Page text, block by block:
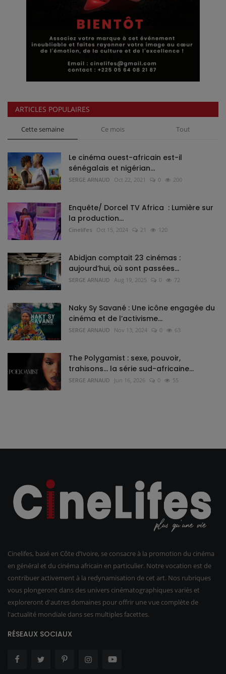
ARTICLES POPULAIRES
Cette semaine Ce mois Tout
Le cinéma ouest-africain est-il
sénégalais et nigérian...
SERGE ARNAUD Oct 22, 2021 0 200
Enquête/ Dorcel TV Africa : Lumière sur
la production...
Cinelifes Oct 15, 2024 21 120
Abidjan comptait 23 cinémas :
aujourd’hui, où sont passées...
SERGE ARNAUD Aug 19, 2025 0 72
Naky Sy Savané : Une icône engagée du
cinéma et de l’activisme...
SERGE ARNAUD Nov 13, 2024 0 63
The Polygamist : sexe, pouvoir,
trahisons… la série sud-africaine...
SERGE ARNAUD Jun 16, 2026 0 55
Cinelifes, basé en Côte d’Ivoire, se consacre à la promotion du cinéma
en général et du cinéma africain en particulier. Notre vocation est de
contribuer activement à la redynamisation de cet art. Nos rubriques
vous plongeront dans des univers cinématographiques variés et
exploreront d'autres domaines pour offrir une vue complète de
l'actualité mondiale dans ses multiples facettes.
RÉSEAUX SOCIAUX